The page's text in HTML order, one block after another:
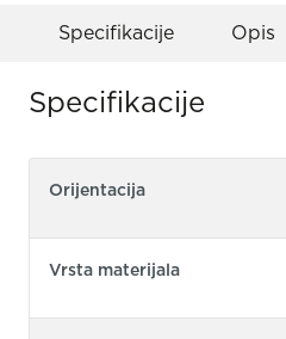
Specifikacije Opis
Specifikacije
Orijentacija
Vrsta materijala